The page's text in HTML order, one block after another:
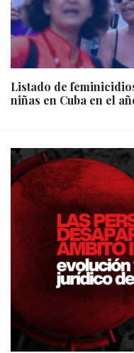
Listado de
niñas en Cuba en el